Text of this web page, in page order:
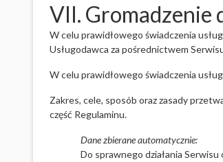
VII. Gromadzenie
W celu prawidłowego świadczenia
Usługodawca za pośrednictwem
W celu prawidłowego świadczenia
Zakres, cele, sposób oraz zasady
część Regulaminu.
Dane zbierane automatycznie:
Do sprawnego działania